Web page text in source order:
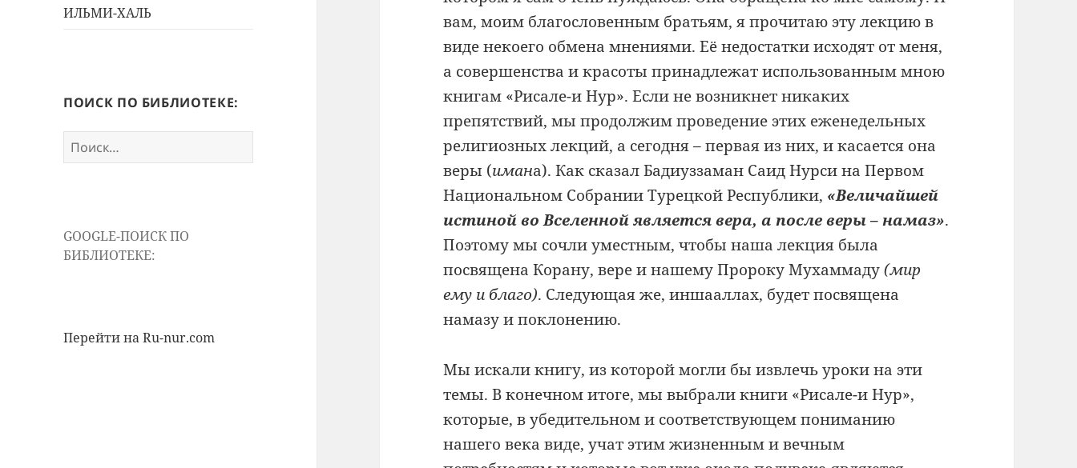
ИЛЬМИ-ХАЛЬ
ПОИСК ПО БИБЛИОТЕКЕ:
Найти:
GOOGLE-ПОИСК ПО
БИБЛИОТЕКЕ:
Перейти на Ru-nur.com
вам, моим благословенным братьям, я прочитаю эту лекцию в
виде некоего обмена мнениями. Её недостатки исходят от меня,
а совершенства и красоты принадлежат использованным мною
книгам «Рисале-и Нур». Если не возникнет никаких
препятствий, мы продолжим проведение этих еженедельных
религиозных лекций, а сегодня – первая из них, и касается она
веры (имана). Как сказал Бадиуззаман Саид Нурси на Первом
Национальном Собрании Турецкой Республики, «Величайшей
истиной во Вселенной является вера, а после веры – намаз».
Поэтому мы сочли уместным, чтобы наша лекция была
посвящена Корану, вере и нашему Пророку Мухаммаду(мир
ему и благо). Следующая же, иншааллах, будет посвящена
намазу и поклонению.
Мы искали книгу, из которой могли бы извлечь уроки на эти
темы. В конечном итоге, мы выбрали книги «Рисале-и Нур»,
которые, в убедительном и соответствующем пониманию
нашего века виде, учат этим жизненным и вечным